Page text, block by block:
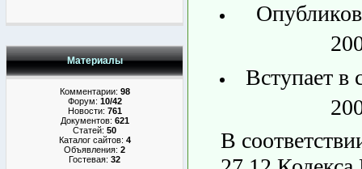
Материалы
Комментарии: 98
Форум: 10/42
Новости: 761
Документов: 621
Статей: 50
Каталог сайтов: 4
Объявления: 2
Гостевая: 32
Вступает в
В